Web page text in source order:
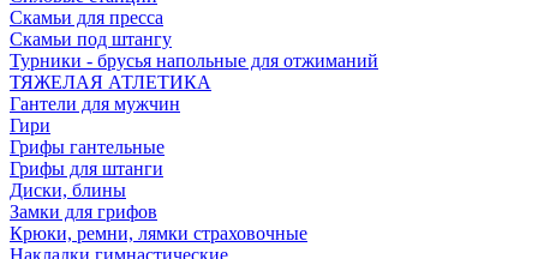
Скамьи для пресса
Скамьи под штангу
Турники - брусья напольные для отжиманий
ТЯЖЕЛАЯ АТЛЕТИКА
Гантели для мужчин
Гири
Грифы гантельные
Грифы для штанги
Диски, блины
Замки для грифов
Крюки, ремни, лямки страховочные
Накладки гимнастические